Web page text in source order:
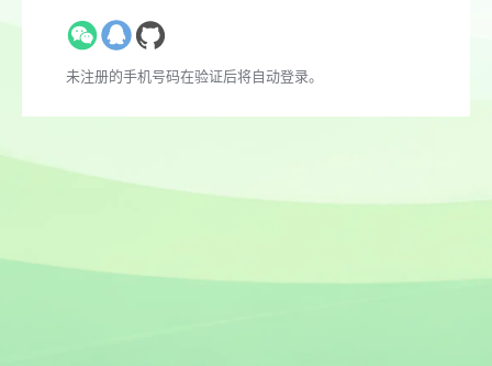
未注册的手机号码在验证后将自动登录。